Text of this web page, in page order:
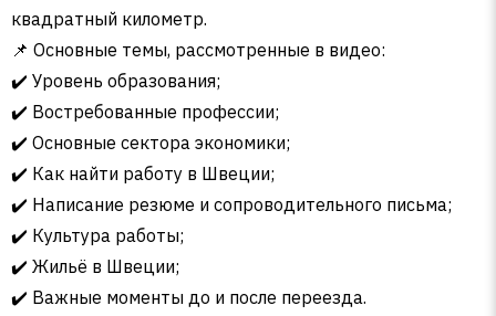
квадратный километр.
📌 Основные темы, рассмотренные в видео:
✔️ Уровень образования;
✔️ Востребованные профессии;
✔️ Основные сектора экономики;
✔️ Как найти работу в Швеции;
✔️ Написание резюме и сопроводительного письма;
✔️ Культура работы;
✔️ Жильё в Швеции;
✔️ Важные моменты до и после переезда.